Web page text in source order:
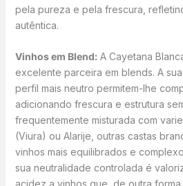
pela pureza e pela frescura,
autêntica.
Vinhos em Blend:A Cayetana
excelente parceira em blends. A
perfil mais neutro permitem-lhe
adicionando frescura e estrutura
frequentemente misturada com
(Viura) ou Alarije, outras castas
vinhos mais equilibrados e
sua neutralidade controlada é